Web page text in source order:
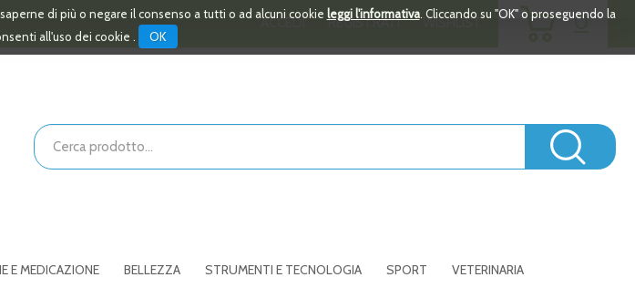
di più o negare il consenso a tutti o ad alcuni cookie leggi l'informativa. Cliccando su "OK" o proseguendo la
all'uso dei cookie .
OK
ACCEDI REGISTRATI WISHLIST 0
ARTICOLI
Cerca
Prodotto
E MEDICAZIONE BELLEZZA STRUMENTI E TECNOLOGIA SPORT VETERINARIA